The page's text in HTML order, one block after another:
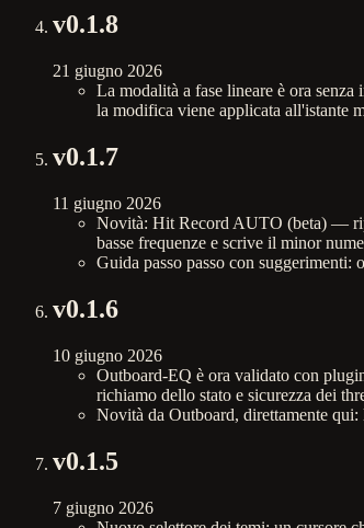
v0.1.8
21 giugno 2026
La modalità a fase lineare è ora
la modifica viene applicata all'istante
v0.1.7
11 giugno 2026
Novità: Hit Record AUTO (beta) —
basse frequenze e scrive il minor
Guida passo passo con suggerimenti:
v0.1.6
10 giugno 2026
Outboard-EQ è ora validato con
richiamo dello stato e sicurezza dei
Novità da Outboard, direttamente
v0.1.5
7 giugno 2026